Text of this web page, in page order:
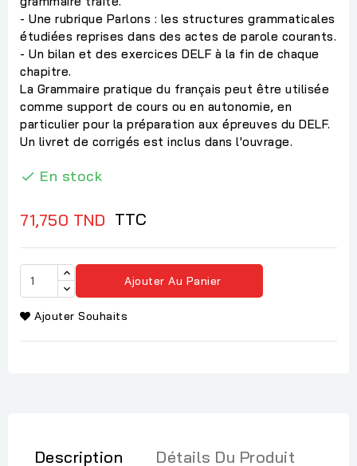
- Une rubrique Parlons : les structures grammaticales
étudiées reprises dans des actes de parole courants.
- Un bilan et des exercices DELF à la fin de chaque
chapitre.
La Grammaire pratique du français peut être utilisée
comme support de cours ou en autonomie, en
particulier pour la préparation aux épreuves du DELF.
Un livret de corrigés est inclus dans l'ouvrage.
 En stock
71,750 TND TTC
Ajouter Au Panier
Ajouter Souhaits
Description Détails Du Produit